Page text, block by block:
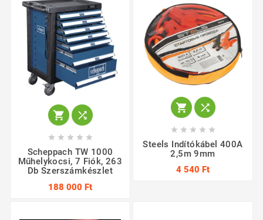
 
    
Scheppach TW 1000
Műhelykocsi, 7 Fiók, 263
Db Szerszámkészlet
188 000 Ft
 
    
Steels Indítókábel 400A
2,5m 9mm
4 540 Ft